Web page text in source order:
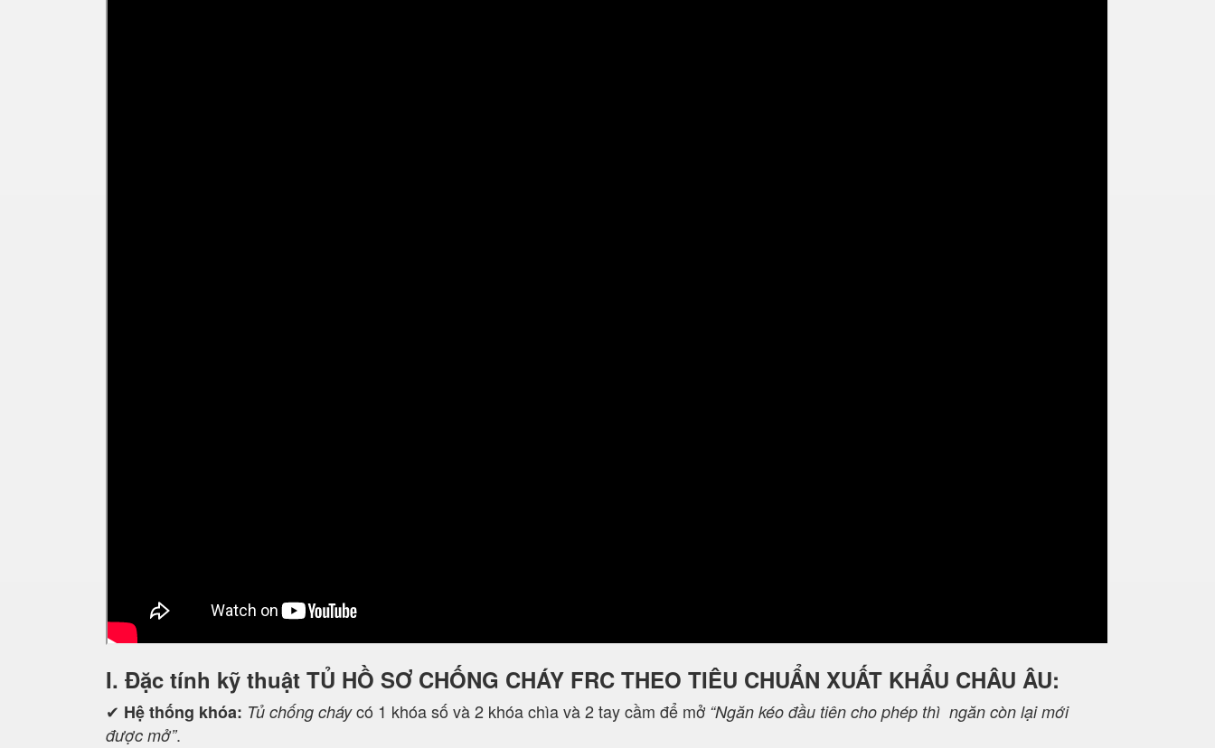
I. Đặc tính kỹ thuật TỦ HỒ SƠ CHỐNG CHÁY FRC THEO TIÊU CHUẨN XUẤT KHẨU CHÂU ÂU:
✔ Hệ thống khóa: Tủ chống cháycó 1 khóa số và 2 khóa chìa và 2 tay cầm để mở “Ngăn kéo đầu tiên cho phép thì ngăn còn lại mới
được mở”.